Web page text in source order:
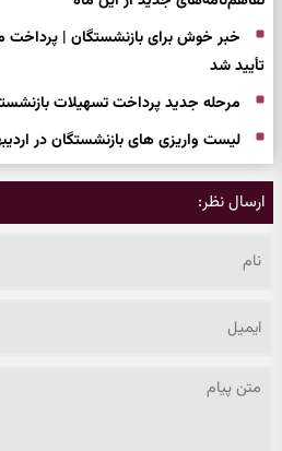
خبر خوش برای بازنشستگان | پرداخت
تأیید شد
مرحله جدید پرداخت تسهیلات
لیست واریزی های بازنشستگان در
ارسال نظر: